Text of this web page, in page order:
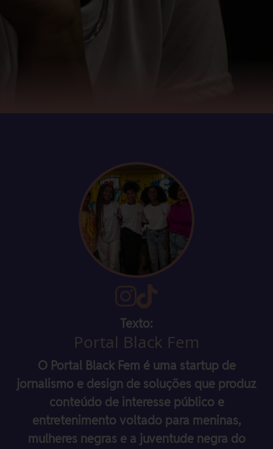
Texto:
Portal Black Fem
O Portal Black Fem é uma startup de
jornalismo e design de soluções que produz
conteúdo de interesse público e
entretenimento voltado para meninas,
mulheres negras e a juventude negra do